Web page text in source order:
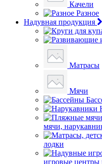
Качели
Разное
Надувная продукция
Матрасы
Мячи
мячи,
лодки
игровые центры